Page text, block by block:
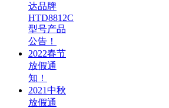
达品牌
HTD8812C
型号产品
公告！
2022春节
放假通
知！
2021中秋
放假通